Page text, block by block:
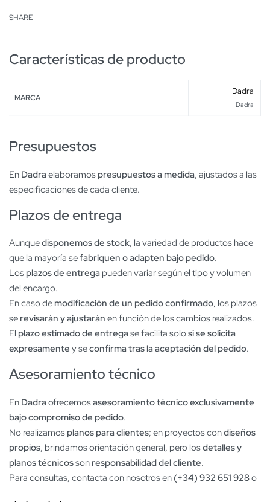
SHARE
Características de producto
MARCA
Dadra
Dadra
Presupuestos
En Dadraelaboramos presupuestos a medida, ajustados a las
especificaciones de cada cliente.
Plazos de entrega
Aunquedisponemos de stock, la variedad de productos hace
que la mayoría sefabriquen o adapten bajo pedido.
Los plazos de entrega pueden variar según el tipo y volumen
del encargo.
En caso de modificación de un pedido confirmado, los plazos
se revisarán y ajustarán en función de los cambios realizados.
El plazo estimado de entregase facilita solosi se solicita
expresamente y seconfirma tras la aceptación del pedido.
Asesoramiento técnico
En Dadraofrecemosasesoramiento técnico exclusivamente
bajo compromiso de pedido.
No realizamos planos para clientes; en proyectos condiseños
propios, brindamos orientación general, pero losdetalles y
planos técnicosson responsabilidad del cliente.
Para consultas, contacta con nosotros en (+34) 932 651 928o